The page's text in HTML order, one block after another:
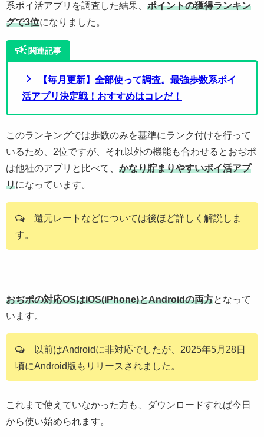
系ポイ活アプリを調査した結果、 ポイントの獲得ランキン
グで3位になりました。
campaign関連記事
chevron_right
【毎月更新】全部使って調査。最強歩数系ポイ
活アプリ決定戦！おすすめはコレだ！
このランキングでは歩数のみを基準にランク付けを行って
いるため、2位ですが、それ以外の機能も合わせるとおぢポ
は他社のアプリと比べて、 かなり貯まりやすいポイ活アプ
リになっています。
還元レートなどについては後ほど詳しく解説しま
す。
おぢポの対応OSはiOS(iPhone)とAndroidの両方となって
います。
以前はAndroidに非対応でしたが、2025年5月28日
頃にAndroid版もリリースされました。
これまで使えていなかった方も、ダウンロードすれば今日
から使い始められます。